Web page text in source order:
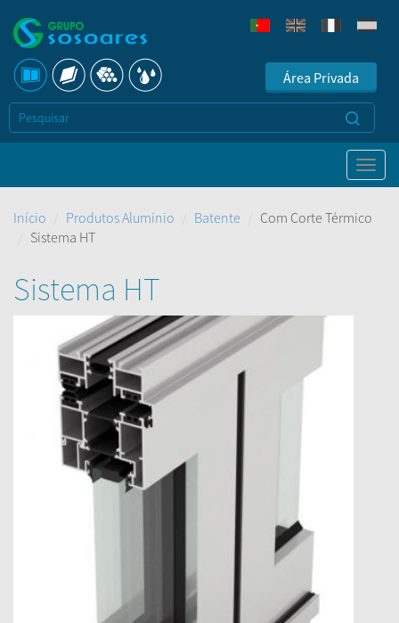
Área Privada
Início Produtos Alumínio Batente
Com Corte Térmico
Sistema HT
Sistema HT